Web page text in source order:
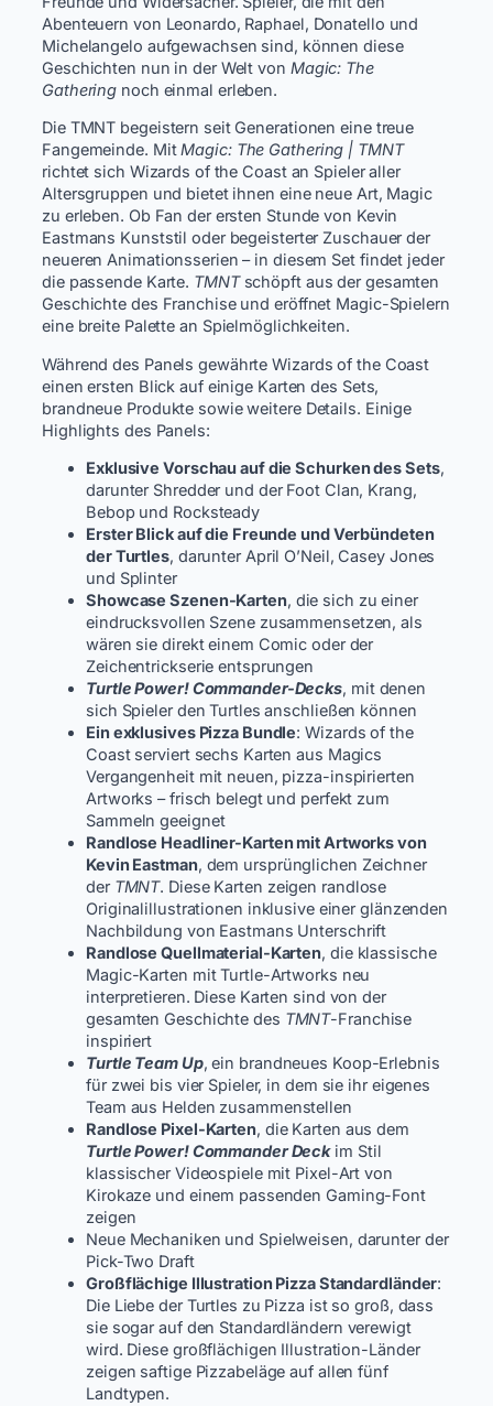
Abenteuern von Leonardo, Raphael, Donatello und
Michelangelo aufgewachsen sind, können diese
Geschichten nun in der Welt von Magic: The
Gathering noch einmal erleben.
Die TMNT begeistern seit Generationen eine treue
Fangemeinde. MitMagic: The Gathering | TMNT
richtet sich Wizards of the Coast an Spieler aller
Altersgruppen und bietet ihnen eine neue Art, Magic
zu erleben. Ob Fan der ersten Stunde von Kevin
Eastmans Kunststil oder begeisterter Zuschauer der
neueren Animationsserien – in diesem Set findet jeder
die passende Karte. TMNTschöpft aus der gesamten
Geschichte des Franchise und eröffnet Magic-Spielern
eine breite Palette an Spielmöglichkeiten.
Während des Panels gewährte Wizards of the Coast
einen ersten Blick auf einige Karten des Sets,
brandneue Produkte sowie weitere Details. Einige
Highlights des Panels:
Exklusive Vorschau auf die Schurken des Sets,
darunter Shredder und der Foot Clan, Krang,
Bebop und Rocksteady
Erster Blick auf die Freunde und Verbündeten
der Turtles, darunter April O’Neil, Casey Jones
und Splinter
Showcase Szenen-Karten, die sich zu einer
eindrucksvollen Szene zusammensetzen, als
wären sie direkt einem Comic oder der
Zeichentrickserie entsprungen
Turtle Power! Commander-Decks, mit denen
sich Spieler den Turtles anschließen können
Ein exklusives Pizza Bundle: Wizards of the
Coast serviert sechs Karten aus Magics
Vergangenheit mit neuen, pizza-inspirierten
Artworks – frisch belegt und perfekt zum
Sammeln geeignet
Randlose Headliner-Karten mit Artworks von
Kevin Eastman, dem ursprünglichen Zeichner
der TMNT. Diese Karten zeigen randlose
Originalillustrationen inklusive einer glänzenden
Nachbildung von Eastmans Unterschrift
Randlose Quellmaterial-Karten, die klassische
Magic-Karten mit Turtle-Artworks neu
interpretieren. Diese Karten sind von der
gesamten Geschichte des TMNT-Franchise
inspiriert
Turtle Team Up, ein brandneues Koop-Erlebnis
für zwei bis vier Spieler, in dem sie ihr eigenes
Team aus Helden zusammenstellen
Randlose Pixel-Karten, die Karten aus dem
Turtle Power! Commander Deckim Stil
klassischer Videospiele mit Pixel-Art von
Kirokaze und einem passenden Gaming-Font
zeigen
Neue Mechaniken und Spielweisen, darunter der
Pick-Two Draft
Großflächige Illustration Pizza Standardländer:
Die Liebe der Turtles zu Pizza ist so groß, dass
sie sogar auf den Standardländern verewigt
wird. Diese großflächigen Illustration-Länder
zeigen saftige Pizzabeläge auf allen fünf
Landtypen.